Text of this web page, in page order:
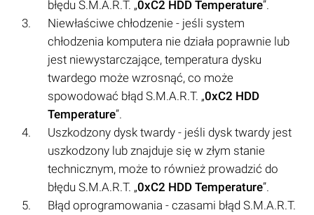
błędu S.M.A.R.T. „0xC2 HDD Temperature”.
Niewłaściwe chłodzenie - jeśli system
chłodzenia komputera nie działa poprawnie lub
jest niewystarczające, temperatura dysku
twardego może wzrosnąć, co może
spowodować błąd S.M.A.R.T. „0xC2 HDD
Temperature”.
Uszkodzony dysk twardy - jeśli dysk twardy jest
uszkodzony lub znajduje się w złym stanie
technicznym, może to również prowadzić do
błędu S.M.A.R.T. „0xC2 HDD Temperature”.
Błąd oprogramowania - czasami błąd S.M.A.R.T.